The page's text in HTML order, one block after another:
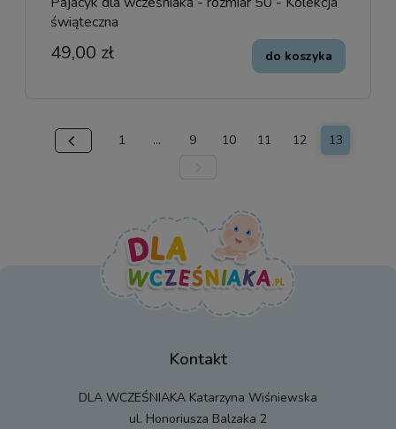
świąteczna
49,00 zł do koszyka
1 ... 9 10 11 12 13
Kontakt
DLA WCZEŚNIAKA Katarzyna Wiśniewska
ul. Honoriusza Balzaka 2